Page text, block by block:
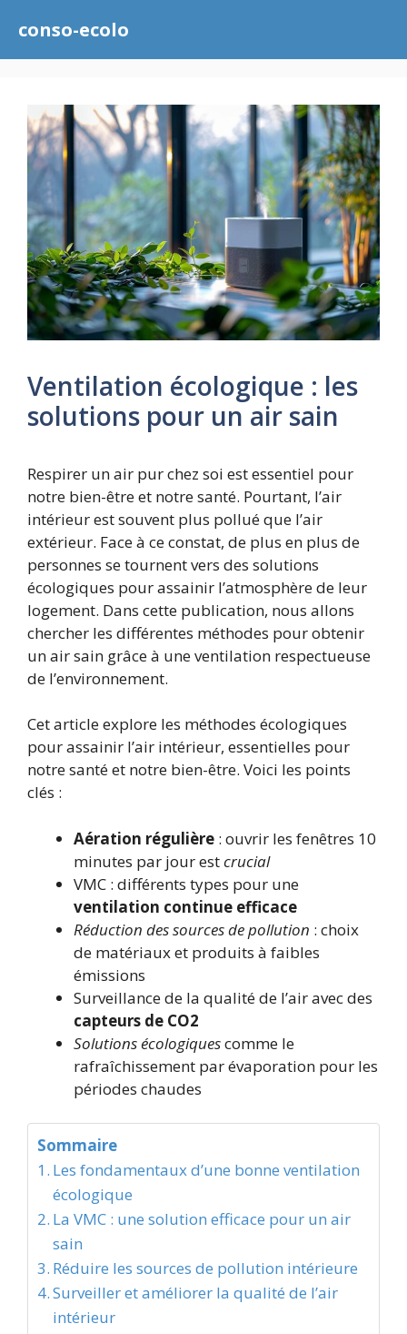
contenu
conso-ecolo
Ventilation écologique : les
solutions pour un air sain
Respirer un air pur chez soi est essentiel pour
notre bien-être et notre santé. Pourtant, l’air
intérieur est souvent plus pollué que l’air
extérieur. Face à ce constat, de plus en plus de
personnes se tournent vers des solutions
écologiques pour assainir l’atmosphère de leur
logement. Dans cette publication, nous allons
chercher les différentes méthodes pour obtenir
un air sain grâce à une ventilation respectueuse
de l’environnement.
Cet article explore les méthodes écologiques
pour assainir l’air intérieur, essentielles pour
notre santé et notre bien-être. Voici les points
clés :
Aération régulière : ouvrir les fenêtres 10
minutes par jour estcrucial
VMC : différents types pour une
ventilation continue efficace
Réduction des sources de pollution : choix
de matériaux et produits à faibles
émissions
Surveillance de la qualité de l’air avec des
capteurs de CO2
Solutions écologiquescomme le
rafraîchissement par évaporation pour les
périodes chaudes
Sommaire
Les fondamentaux d’une bonne ventilation
écologique
La VMC : une solution efficace pour un air
sain
Réduire les sources de pollution intérieure
Surveiller et améliorer la qualité de l’air
intérieur